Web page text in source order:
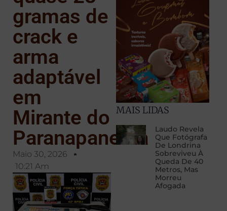
gramas de
crack e
arma
adaptável
em
Mirante do
Paranapanema
Maio 30, 2026
10:21 Am
MAIS LIDAS
Laudo Revela
Que Fotógrafa
De Londrina
Sobreviveu À
Queda De 40
Metros, Mas
Morreu
Afogada